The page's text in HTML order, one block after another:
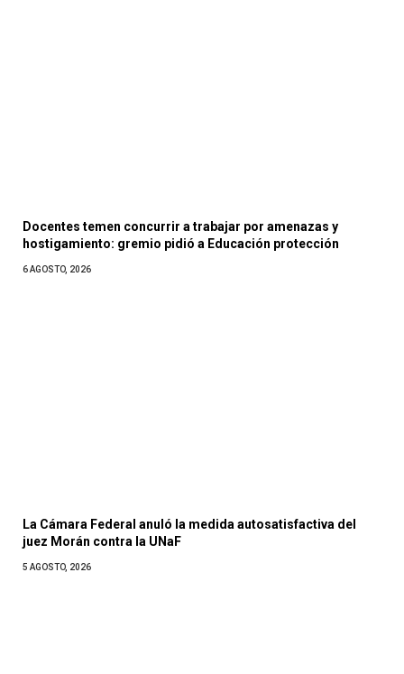
Docentes temen concurrir a trabajar por amenazas y
hostigamiento: gremio pidió a Educación protección
6 AGOSTO, 2026
La Cámara Federal anuló la medida autosatisfactiva del
juez Morán contra la UNaF
5 AGOSTO, 2026